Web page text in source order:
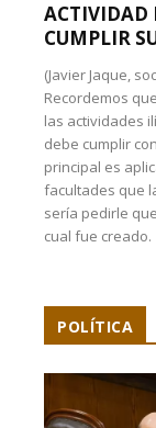
ACTIVIDAD
CUMPLIR
(Javier Jaque,
Recordemos
las actividades
debe cumplir
principal es
facultades que
sería pedirle
cual fue creado.
POLÍTICA